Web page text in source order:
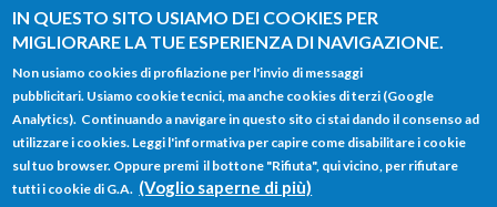
IN QUESTO SITO USIAMO DEI COOKIES PER
MIGLIORARE LA TUE ESPERIENZA DI NAVIGAZIONE.
Non usiamo cookies di profilazione per l'invio di messaggi
pubblicitari. Usiamo cookie tecnici, ma anche cookies di terzi (Google
Analytics). Continuando a navigare in questo sito ci stai dando il consenso ad
utilizzare i cookies. Leggi l'informativa per capire come disabilitare i cookie
sul tuo browser. Oppure premi il bottone "Rifiuta", qui vicino, per rifiutare
tutti i cookie di G.A. (Voglio saperne di più)
Salta al contenuto principale
FORM
DI
Main menu